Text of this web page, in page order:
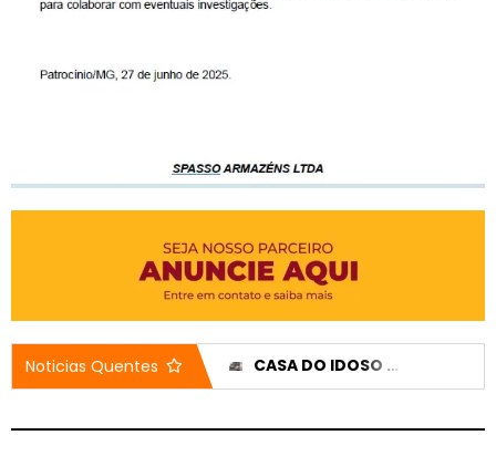
Noticias Quentes HÁ 77 ANOS, PATROCÍNIO ENTRAVA NA ERA DO RÁDIO, MUDANDO A HISTÓRIA DA COMUNICAÇÃO NA CIDADE CASA DO IDOSO RECEBE DOIS VEÍCULOS NOVOS APÓS EMENDA DE 200 MIL REAIS